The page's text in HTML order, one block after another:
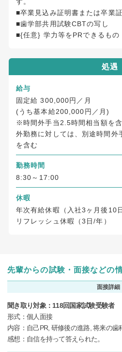
■卒業見込み証明書または卒業
■歯学部共用試験CBTの写し
■{任意} 学力等をPRできるもの
処遇
給与
固定給 300,000円／月
(うち基本給200,000円／月)
※時間外手当2.5時間相当額を
外勤務に対しては、別途時間
を含む
勤務時間
8:30～17:00
休暇
年次有給休暇（入社3ヶ月後10
リフレッシュ休暇（3日/年）
先輩からの試験・面接などの
面接詳細
聞き取り対象：118回国家試験受験者
形式：個人面接
内容：自己PR, 研修後の進路, 将来の歯
感想：自信を持って答えられた。